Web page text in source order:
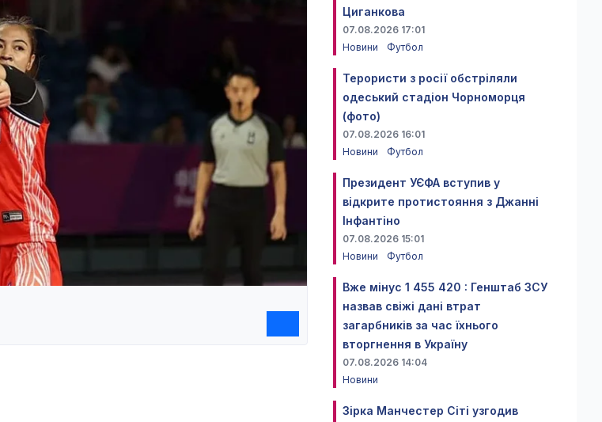
Циганкова
07.08.2026 17:01
Новини
Футбол
Терористи з росії обстріляли
одеський стадіон Чорноморця
(фото)
07.08.2026 16:01
Новини
Футбол
Президент УЄФА вступив у
відкрите протистояння з Джанні
Інфантіно
07.08.2026 15:01
Новини
Футбол
Вже мінус 1 455 420 : Генштаб ЗСУ
назвав свіжі дані втрат
загарбників за час їхнього
вторгнення в Україну
07.08.2026 14:04
Новини
Зірка Манчестер Сіті узгодив